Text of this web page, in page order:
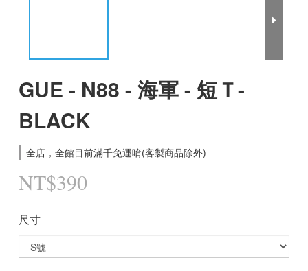
GUE - N88 - 海軍 - 短Ｔ-
BLACK
全店，全館目前滿千免運唷(客製商品除外)
NT$390
尺寸